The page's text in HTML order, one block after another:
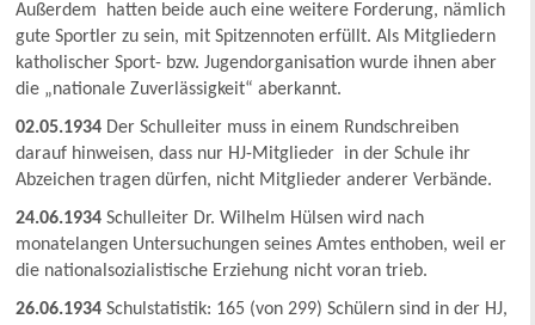
Außerdem hatten beide auch eine weitere Forderung, nämlich
gute Sportler zu sein, mit Spitzennoten erfüllt. Als Mitgliedern
katholischer Sport- bzw. Jugendorganisation wurde ihnen aber
die „nationale Zuverlässigkeit“ aberkannt.
02.05.1934 Der Schulleiter muss in einem Rundschreiben
darauf hinweisen, dass nur HJ-Mitglieder in der Schule ihr
Abzeichen tragen dürfen, nicht Mitglieder anderer Verbände.
24.06.1934 Schulleiter Dr. Wilhelm Hülsen wird nach
monatelangen Untersuchungen seines Amtes enthoben, weil er
die nationalsozialistische Erziehung nicht voran trieb.
26.06.1934 Schulstatistik: 165 (von 299) Schülern sind in der HJ,